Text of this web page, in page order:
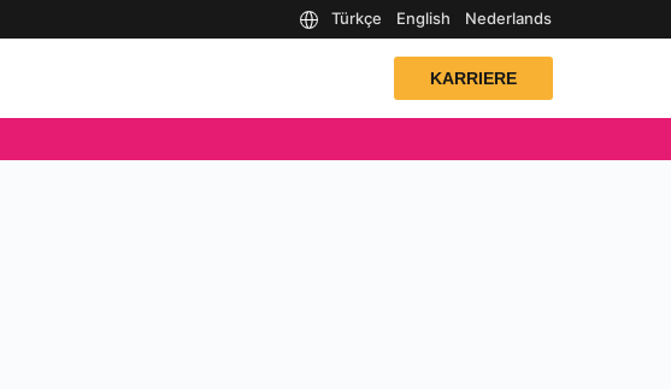
Türkçe English Nederlands
KARRIERE